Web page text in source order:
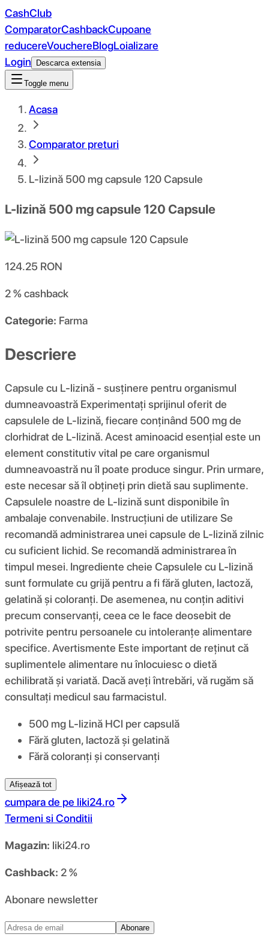
CashClub
ComparatorCashbackCupoane
reducereVouchereBlogLoializare
Login
Descarca extensia
Toggle menu
Acasa
Comparator preturi
L-lizină 500 mg capsule 120 Capsule
L-lizină 500 mg capsule 120 Capsule
124.25 RON
2 %cashback
Categorie: Farma
Descriere
Capsule cu L-lizină - susținere pentru organismul
dumneavoastră Experimentați sprijinul oferit de
capsulele de L-lizină, fiecare conținând 500 mg de
clorhidrat de L-lizină. Acest aminoacid esențial este un
element constitutiv vital pe care organismul
dumneavoastră nu îl poate produce singur. Prin urmare,
este necesar să îl obțineți prin dietă sau suplimente.
Capsulele noastre de L-lizină sunt disponibile în
ambalaje convenabile. Instrucțiuni de utilizare Se
recomandă administrarea unei capsule de L-lizină zilnic
cu suficient lichid. Se recomandă administrarea în
timpul mesei. Ingrediente cheie Capsulele cu L-lizină
sunt formulate cu grijă pentru a fi fără gluten, lactoză,
gelatină și coloranți. De asemenea, nu conțin aditivi
precum conservanți, ceea ce le face deosebit de
potrivite pentru persoanele cu intoleranțe alimentare
specifice. Avertismente Este important de reținut că
suplimentele alimentare nu înlocuiesc o dietă
echilibrată și variată. Dacă aveți întrebări, vă rugăm să
consultați medicul sau farmacistul.
500 mg L-lizină HCl per capsulă
Fără gluten, lactoză și gelatină
Fără coloranți și conservanți
Afișează tot
cumpara de pe liki24.ro
Termeni si Conditii
Magazin: liki24.ro
Cashback: 2 %
Abonare newsletter
Abonare